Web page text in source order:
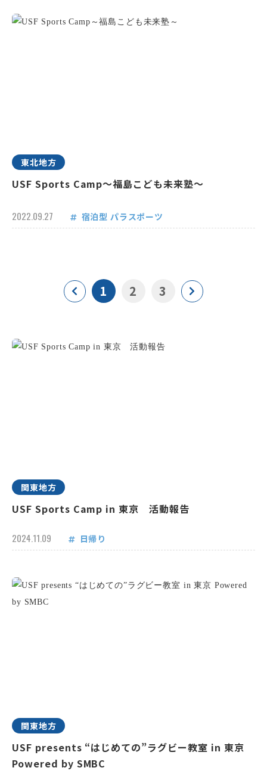
東北地方
USF Sports Camp～福島こども未来塾～
2022.09.27 宿泊型 パラスポーツ
1 2 3
関東地方
USF Sports Camp in 東京 活動報告
2024.11.09 日帰り
関東地方
USF presents “はじめての”ラグビー教室 in 東京
Powered by SMBC